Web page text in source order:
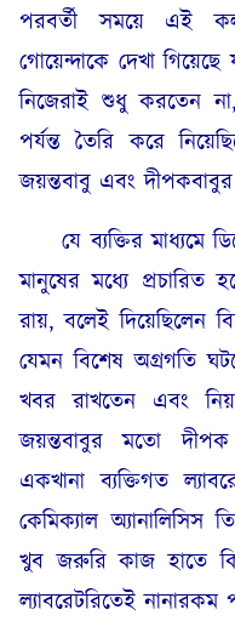
পরবর্তী সময়ে এই
গোয়েন্দাকে দেখা গিয়েছে
নিজেরাই শুধু করতেন না,
পর্যন্ত তৈরি করে
জয়ন্তবাবু এবং
যে ব্যক্তির মাধ্যমে
মানুষের মধ্যে প্রচারিত
রায়, বলেই দিয়েছিলেন
যেমন বিশেষ অগ্রগতি
খবর রাখতেন এবং
জয়ন্তবাবুর মতো দীপক
একখানা ব্যক্তিগত
কেমিক্যাল অ্যানালিসিস
খুব জরুরি কাজ হাতে
ল্যাবরেটরিতেই নানারকম